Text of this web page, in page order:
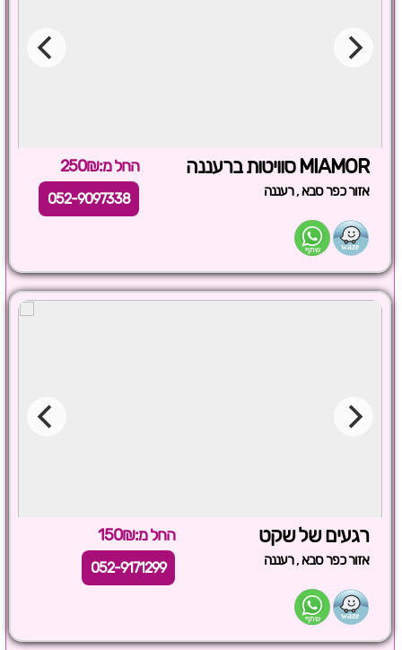
MIAMOR סוויטות ברעננה החל מ:250₪
אזור כפר סבא,רעננה 052-9097338
רגעים של שקט החל מ:150₪
אזור כפר סבא,רעננה 052-9171299